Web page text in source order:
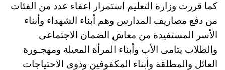
كما قررت وزارة التعليم استمرار اعفاء عدد من الفئات
من دفع مصاريف المدارس وهم أبناء الشهداء وأبناء
الأسر المستفيدة من معاش الضمان الاجتماعى
والطلاب يتامى الأب وأبناء المرأة المعيلة ومهجـورة
العائل والمطلقة وأبناء المكفوفين وذوى الاحتياجات